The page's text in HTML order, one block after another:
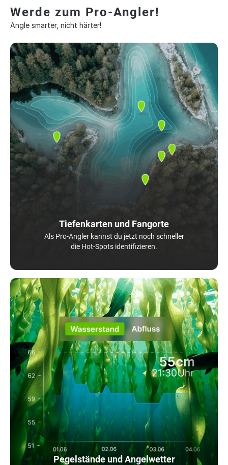
Werde zum Pro-Angler!
Angle smarter, nicht härter!
Tiefenkarten und Fangorte
Als Pro-Angler kannst du jetzt noch schneller
die Hot-Spots identifizieren.
Pegelstände und Angelwetter